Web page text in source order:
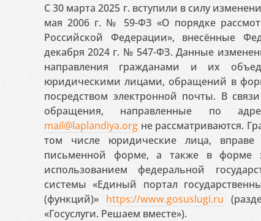
С 30 марта 2025 г. вступили в силу
мая 2006 г. № 59-ФЗ «О порядке
Российской Федерации», внесённые
декабря 2024 г. № 547-ФЗ. Данные
направления гражданами и их
юридическими лицами, обращений в
посредством электронной почты. В
обращения, направленные по
mail@laplandiya.org не рассматриваются.
том числе юридические лица, вправе
письменной форме, а также в форме
использованием федеральной
системы «Единый портал
(функций)» https://www.gosuslugi.ru
«Госуслуги. Решаем вместе»).